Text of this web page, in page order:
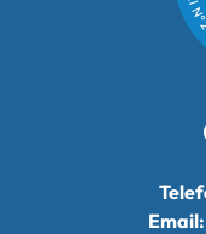
Email: